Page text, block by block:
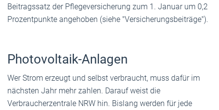
Beitragssatz der Pflegeversicherung zum 1. Januar um 0,2
Prozentpunkte angehoben (siehe "Versicherungsbeiträge").
Photovoltaik-Anlagen
Wer Strom erzeugt und selbst verbraucht, muss dafür im
nächsten Jahr mehr zahlen. Darauf weist die
Verbraucherzentrale NRW hin. Bislang werden für jede